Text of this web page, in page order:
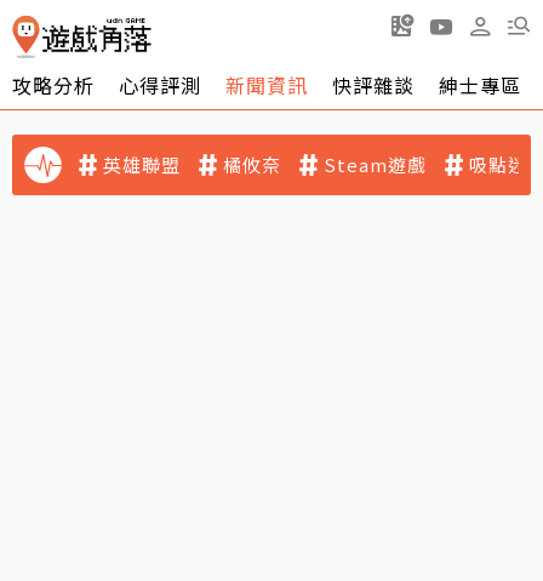
攻略分析 心得評測 新聞資訊 快評雜談 紳士專區
英雄聯盟 橘攸奈 Steam遊戲 吸點迷